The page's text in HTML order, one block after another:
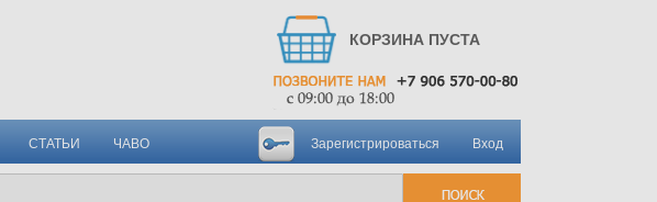
КОРЗИНА ПУСТА
СТАТЬИ ЧАВО Вход
Зарегистрироваться